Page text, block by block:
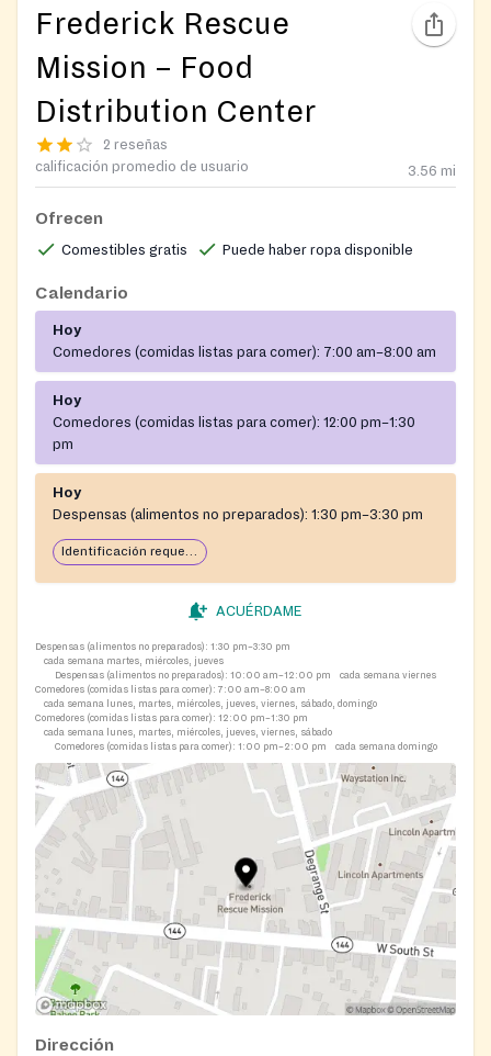
Frederick Rescue
Mission – Food
Distribution Center
2 reseñas
calificación promedio de usuario
3.56 mi
Ofrecen
Comestibles gratis Puede haber ropa disponible
Calendario
Hoy
Comedores (comidas listas para comer): 7:00 am–8:00 am
Hoy
Comedores (comidas listas para comer): 12:00 pm–1:30
pm
Hoy
Despensas (alimentos no preparados): 1:30 pm–3:30 pm
Identificación requerida
ACUÉRDAME
Despensas (alimentos no preparados): 1:30 pm–3:30 pm
cada semana martes, miércoles, jueves
Despensas (alimentos no preparados): 10:00 am–12:00 pm
cada semana viernes
Comedores (comidas listas para comer): 7:00 am–8:00 am
cada semana lunes, martes, miércoles, jueves, viernes, sábado, domingo
Comedores (comidas listas para comer): 12:00 pm–1:30 pm
cada semana lunes, martes, miércoles, jueves, viernes, sábado
Comedores (comidas listas para comer): 1:00 pm–2:00 pm cada semana domingo
Dirección